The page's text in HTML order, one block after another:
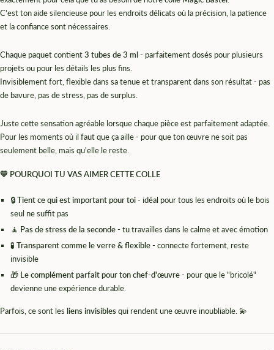
C'est ton aide silencieuse pour les endroits délicats où la précision, la patience
et la confiance sont nécessaires.
Chaque paquet contient3 tubes de 3 ml- parfaitement dosés pour plusieurs
projets ou pour les détails les plus fins.
Invisiblement fort, flexible dans sa tenue et transparent dans son résultat - pas
de bavure, pas de stress, pas de surplus.
Juste cette sensation agréable lorsque chaque pièce est parfaitement adaptée.
Pour les moments où il faut que ça aille - pour que ton œuvre ne soit pas
seulement belle, mais qu'elle le reste.
💛 POURQUOI TU VAS AIMER CETTE COLLE
🔒Tient ce qui est important pour toi- idéal pour tous les endroits où le bois
seul ne suffit pas
🧘 Pas de stress de la seconde- tu travailles dans le calme et avec émotion
🧪 Transparent comme le verre & flexible- connecte fortement, reste
invisible
🎁 Le complément parfait pour ton chef-d'œuvre- pour que le "bricolé"
devienne une expérience durable.
Parfois, ce sont les liens invisiblesqui rendent une œuvre inoubliable. 💫